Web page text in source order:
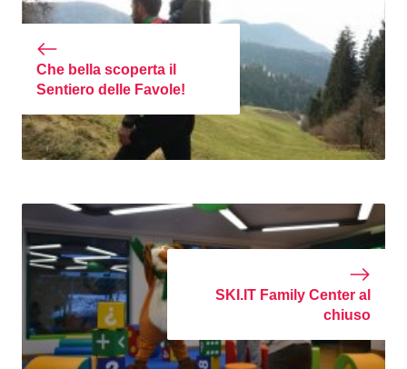
Che bella scoperta il
Sentiero delle Favole!
SKI.IT Family Center al
chiuso